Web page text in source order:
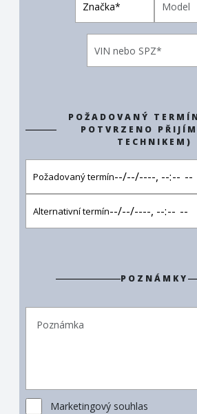
POŽADOVANÝ
POTVRZENO
TECHNIKEM)
POZNÁMKY
Marketingový souhlas